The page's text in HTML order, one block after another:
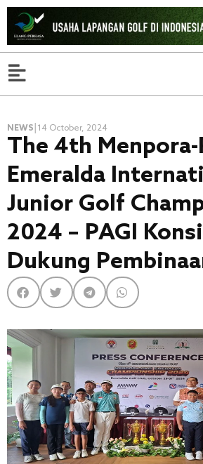
NEWS| 14 October, 2024
The 4th Menpora-
Emeralda
Junior Golf
2024 – PAGI
Dukung